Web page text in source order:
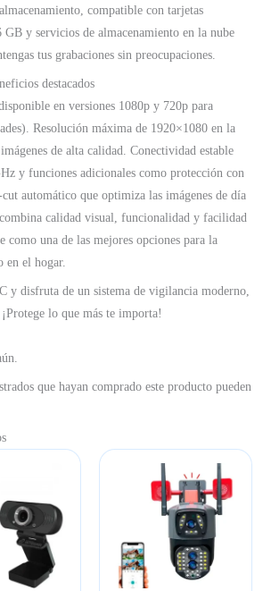
compatible con tarjetas
GB y servicios de almacenamiento en la nube
tus grabaciones sin preocupaciones.
destacados
en versiones 1080p y 720p para
Resolución máxima de 1920×1080 en la
de alta calidad. Conectividad estable
y funciones adicionales como protección con
automático que optimiza las imágenes de día
calidad visual, funcionalidad y facilidad
como una de las mejores opciones para la
en el hogar.
y disfruta de un sistema de vigilancia moderno,
lo que más te importa!
que hayan comprado este producto pueden